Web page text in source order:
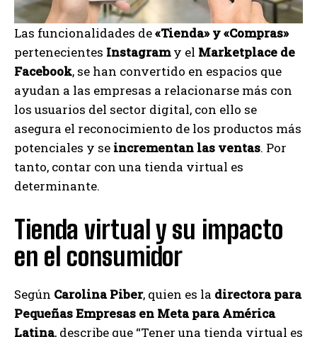
Las funcionalidades de«Tienda» y «Compras»
pertenecientes Instagramy el Marketplace de
Facebook, se han convertido en espacios que
ayudan a las empresas a relacionarse más con
los usuarios del sector digital, con ello se
asegura el reconocimiento de los productos más
potenciales y se incrementan las ventas. Por
tanto, contar con una tienda virtual es
determinante.
Tienda virtual y su impacto
en el consumidor
Según Carolina Piber, quien es la directora para
Pequeñas Empresas en Meta para América
Latina, describe que “Tener una tienda virtual es